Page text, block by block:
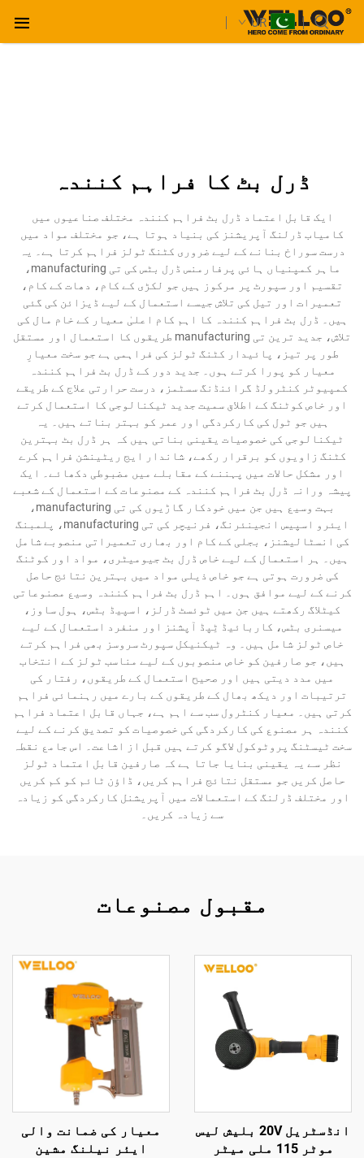
UR
ڈرل بٹ کا فراہم کنندہ
ایک قابل اعتماد ڈرل بٹ فراہم کنندہ مختلف صناعیوں میں
کامیاب ڈرلنگ آپریشنز کی بنیاد ہوتا ہے، جو مختلف مواد میں
درست سوراخ بنانے کے لیے ضروری کٹنگ ٹولز فراہم کرتا ہے۔ یہ
ماہر کمپنیاں ہائی پرفارمنس ڈرل بٹس کی تی manufacturing،
تقسیم اور سپورٹ پر مرکوز ہیں جو لکڑی کے کام، دھات کے کام،
تعمیرات اور تیل کی تلاش جیسے استعمال کے لیے ڈیزائن کی گئی
ہیں۔ ڈرل بٹ فراہم کنندہ کا اہم کام اعلیٰ معیار کے خام مال کی
تلاش، جدید ترین تی manufacturing طریقوں کا استعمال اور مستقل
طور پر تیز، پائیدار کٹنگ ٹولز کی فراہمی ہے جو سخت معیارِ
معیار کو پورا کرتے ہوں۔ جدید دور کے ڈرل بٹ فراہم کنندہ
کمپیوٹر کنٹرولڈ گرائنڈنگ سسٹمز، درست حرارتی علاج کے طریقے
اور خاص کوٹنگ کے اطلاق سمیت جدید ٹیکنالوجی کا استعمال کرتے
ہیں جو ٹول کی کارکردگی اور عمر کو بہتر بناتے ہیں۔ یہ
ٹیکنالوجی کی خصوصیات یقینی بناتی ہیں کہ ہر ڈرل بٹ بہترین
کٹنگ زاویوں کو برقرار رکھے، شاندار ایج ریٹینشن فراہم کرے
اور مشکل حالات میں پہننے کے مقابلے میں مضبوطی دکھائے۔ ایک
پیشہ ورانہ ڈرل بٹ فراہم کنندہ کے مصنوعات کے استعمال کے شعبے
بہت وسیع ہیں جن میں خودکار گاڑیوں کی تی manufacturing،
ایئرو اسپیس انجینئرنگ، فرنیچر کی تی manufacturing، پلمبنگ
کی انسٹالیشنز، بجلی کے کام اور بھاری تعمیراتی منصوبے شامل
ہیں۔ ہر استعمال کے لیے خاص ڈرل بٹ جیومیٹری، مواد اور کوٹنگ
کی ضرورت ہوتی ہے جو خاص ذیلی مواد میں بہترین نتائج حاصل
کرنے کے لیے موافق ہوں۔ اہم ڈرل بٹ فراہم کنندہ وسیع مصنوعاتی
کیٹلاگ رکھتے ہیں جن میں ٹوئسٹ ڈرلز، اسپیڈ بٹس، ہول ساوز،
میسنری بٹس، کاربائیڈ ٹِپڈ آپشنز اور منفرد استعمال کے لیے
خاص ٹولز شامل ہیں۔ وہ ٹیکنیکل سپورٹ سروسز بھی فراہم کرتے
ہیں، جو صارفین کو خاص منصوبوں کے لیے مناسب ٹولز کے انتخاب
میں مدد دیتی ہیں اور صحیح استعمال کے طریقوں، رفتار کی
ترتیبات اور دیکھ بھال کے طریقوں کے بارے میں رہنمائی فراہم
کرتی ہیں۔ معیار کنٹرول سب سے اہم ہے، جہاں قابل اعتماد فراہم
کنندہ ہر مصنوع کی کارکردگی کی خصوصیات کو تصدیق کرنے کے لیے
سخت ٹیسٹنگ پروٹوکول لاگو کرتے ہیں قبل از اشاعت۔ اس جامع نقطہ
نظر سے یہ یقینی بنایا جاتا ہے کہ صارفین قابل اعتماد ٹولز
حاصل کریں جو مستقل نتائج فراہم کریں، ڈاؤن ٹائم کو کم کریں
اور مختلف ڈرلنگ کے استعمالات میں آپریشنل کارکردگی کو زیادہ
سے زیادہ کریں۔
مقبول مصنوعات
انڈسٹریل 20V بلیش لیس
موٹر 115 ملی میٹر
معیار کی ضمانت والی
ایئر نیلنگ مشین